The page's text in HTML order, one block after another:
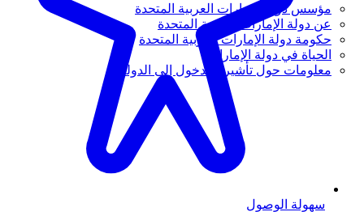
مؤسس دولة الإمارات العربية المتحدة
عن دولة الإمارات العربية المتحدة
حكومة دولة الإمارات العربية المتحدة
الحياة في دولة الإمارات
معلومات حول تأشيرة الدخول إلى الدولة
سهولة الوصول